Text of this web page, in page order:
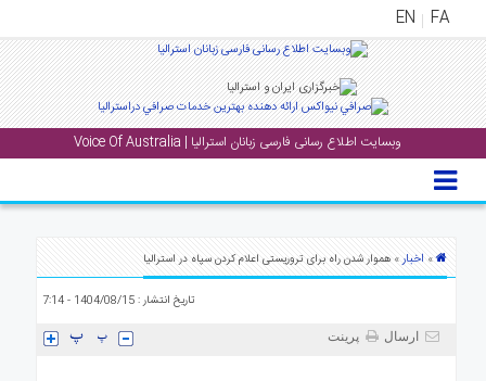
FA
EN
وبسایت اطلاع رسانی فارسی زبانان استرالیا | Voice Of Australia
منوی
اصلی
» اخبار» هموار شدن راه برای تروریستی اعلام کردن سپاه در استرالیا
تاریخ انتشار : 1404/08/15 - 7:14
ارسال پرینت